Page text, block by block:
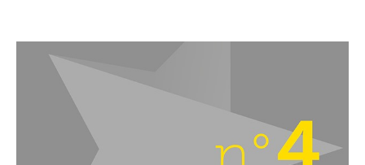
n’y
»
:
l’éthique